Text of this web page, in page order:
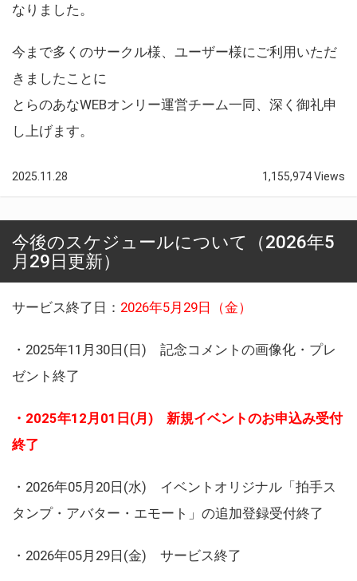
なりました。
今まで多くのサークル様、ユーザー様にご利用いただ
きましたことに
とらのあなWEBオンリー運営チーム一同、深く御礼申
し上げます。
2025.11.28 1,155,974 Views
今後のスケジュールについて（2026年5
月29日更新）
サービス終了日： 2026年5月29日（金）
・2025年11月30日(日) 記念コメントの画像化・プレ
ゼント終了
・2025年12月01日(月) 新規イベントのお申込み受付
終了
・2026年05月20日(水) イベントオリジナル「拍手ス
タンプ・アバター・エモート」の追加登録受付終了
・2026年05月29日(金) サービス終了